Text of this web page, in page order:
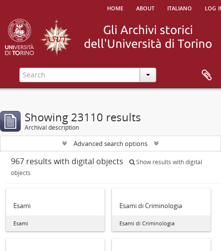
home about italiano log
Showing 23110 results
Archival description
Advanced search options
967 results with digital objects
Show results with digital
objects
Esami
Esami
Esami di Criminologia
Esami di Criminologia